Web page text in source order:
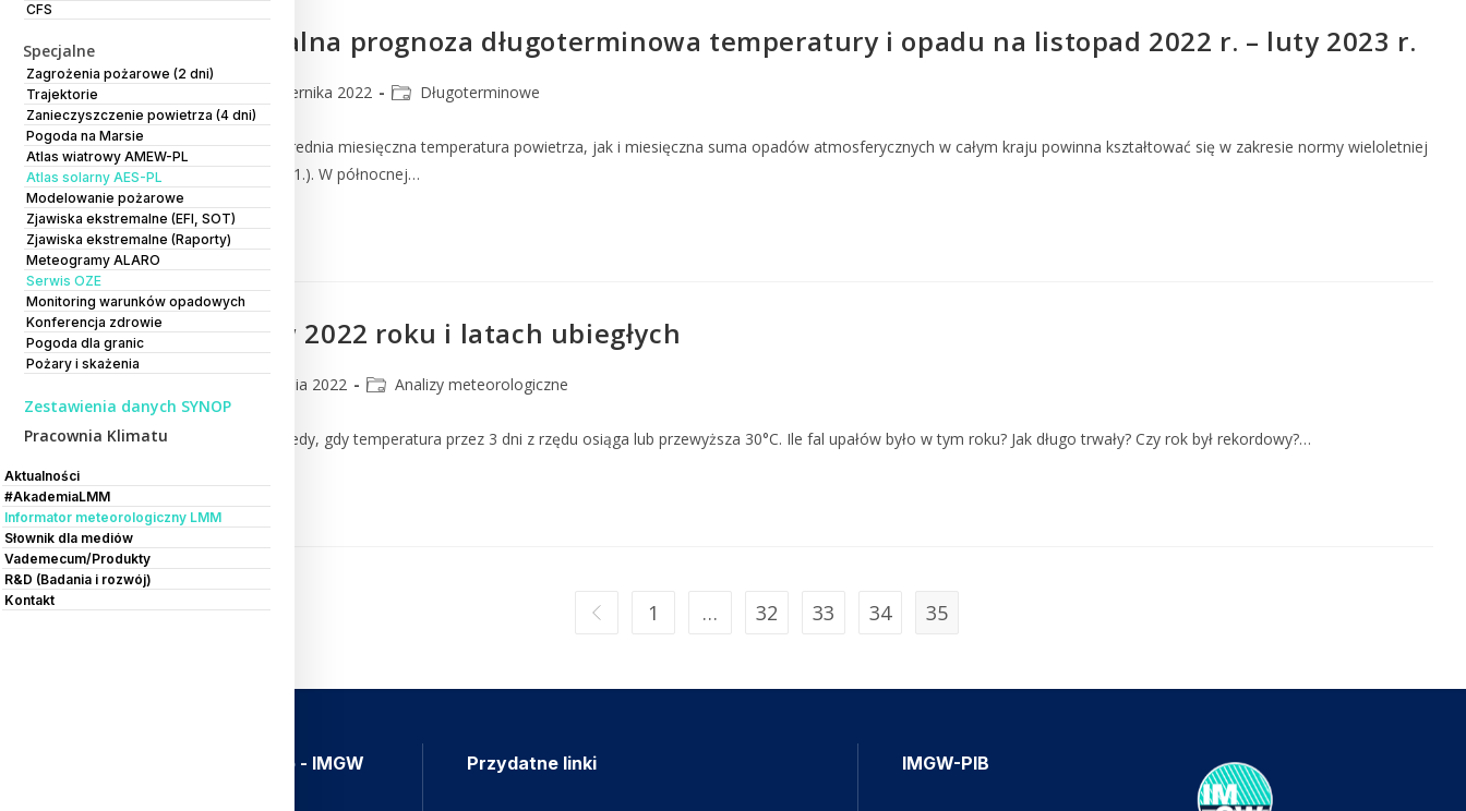
CFS
Specjalne
Zagrożenia pożarowe (2 dni)
Trajektorie
Zanieczyszczenie powietrza (4 dni)
Pogoda na Marsie
Atlas wiatrowy AMEW-PL
Atlas solarny AES-PL
Modelowanie pożarowe
Zjawiska ekstremalne (EFI, SOT)
Zjawiska ekstremalne (Raporty)
Meteogramy ALARO
Serwis OZE
Monitoring warunków opadowych
Konferencja zdrowie
Pogoda dla granic
Pożary i skażenia
Zestawienia danych SYNOP
Pracownia Klimatu
Aktualności
#AkademiaLMM
Informator meteorologiczny LMM
Słownik dla mediów
Vademecum/Produkty
R&D (Badania i rozwój)
Kontakt
Eksperymentalna prognoza długoterminowa temperatury i opadu na listopad 2022 r. – luty 2023 r.
11 października 2022 Długoterminowe
Listopad 2022 Zarówno średnia miesięczna temperatura powietrza, jak i miesięczna suma opadów atmosferycznych w całym kraju powinna kształtować się w zakresie normy wieloletniej
z lat 1991-2020 (rys.1. tab.1.). W północnej…
Czytaj Dalej
Fale upałów w 2022 roku i latach ubiegłych
21 września 2022 Analizy meteorologiczne
O fali upałów mówimy wtedy, gdy temperatura przez 3 dni z rzędu osiąga lub przewyższa 30°C. Ile fal upałów było w tym roku? Jak długo trwały? Czy rok był rekordowy?…
1 … 32 33 34 35
Aplikacja Meteo - IMGW Przydatne linki IMGW-PIB